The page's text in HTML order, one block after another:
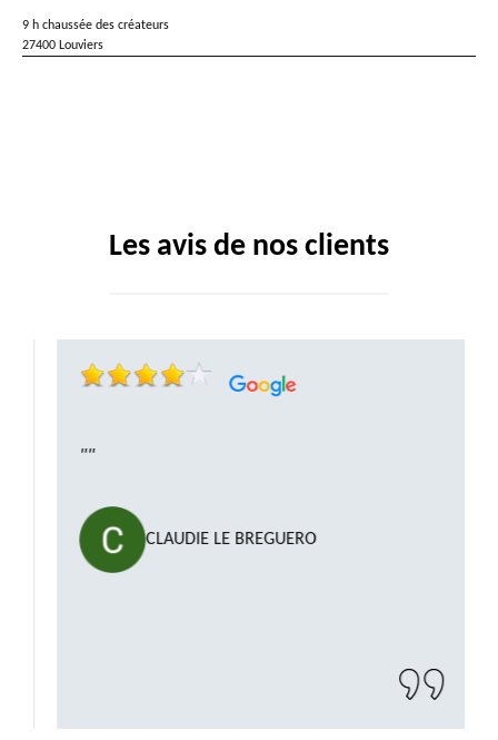
9 h chaussée des créateurs
27400 Louviers
Les avis de nos clients
""
CLAUDIE LE BREGUERO